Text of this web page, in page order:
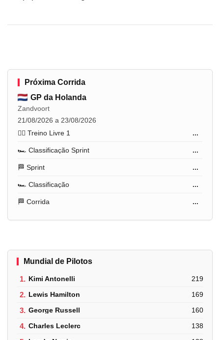
Próxima Corrida
GP da Holanda
Zandvoort
21/08/2026 a 23/08/2026
🏋️‍♂️ Treino Livre 1
...
🏎️ Classificação Sprint ...
🏁 Sprint ...
🏎️ Classificação ...
🏁 Corrida ...
Mundial de Pilotos
1. Kimi Antonelli 219
2. Lewis Hamilton 169
3. George Russell 160
4. Charles Leclerc 138